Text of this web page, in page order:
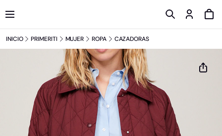
INICIO PRIMERITI MUJER ROPA CAZADORAS